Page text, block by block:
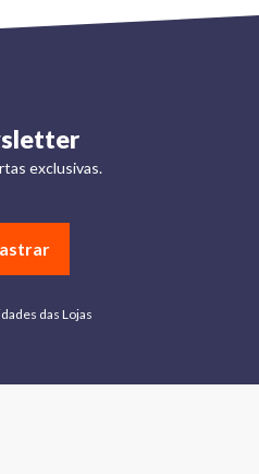
exclusivas.
das Lojas